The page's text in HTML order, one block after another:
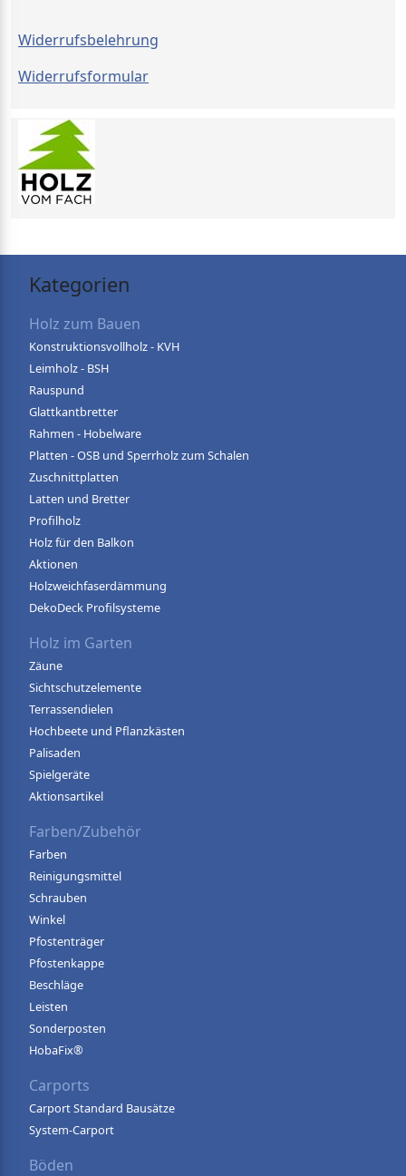
Widerrufsbelehrung
Widerrufsformular
Kategorien
Holz zum Bauen
Konstruktionsvollholz - KVH
Leimholz - BSH
Rauspund
Glattkantbretter
Rahmen - Hobelware
Platten - OSB und Sperrholz zum Schalen
Zuschnittplatten
Latten und Bretter
Profilholz
Holz für den Balkon
Aktionen
Holzweichfaserdämmung
DekoDeck Profilsysteme
Holz im Garten
Zäune
Sichtschutzelemente
Terrassendielen
Hochbeete und Pflanzkästen
Palisaden
Spielgeräte
Aktionsartikel
Farben/Zubehör
Farben
Reinigungsmittel
Schrauben
Winkel
Pfostenträger
Pfostenkappe
Beschläge
Leisten
Sonderposten
HobaFix®
Carports
Carport Standard Bausätze
System-Carport
Böden